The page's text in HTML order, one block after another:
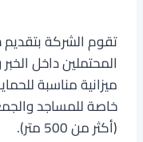
تقوم الشركة بتقديم
المحتملين داخل
ميزانية مناسبة
خاصة للمساجد
(أكثر من 500 متر).